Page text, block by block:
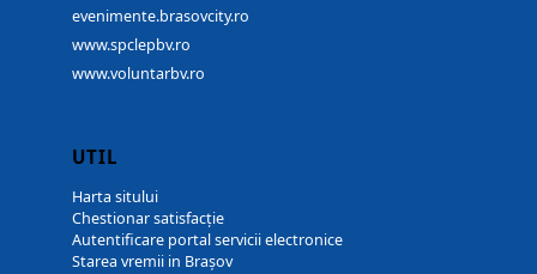
evenimente.brasovcity.ro
www.spclepbv.ro
www.voluntarbv.ro
UTIL
Harta sitului
Chestionar satisfacție
Autentificare portal servicii electronice
Starea vremii in Brașov